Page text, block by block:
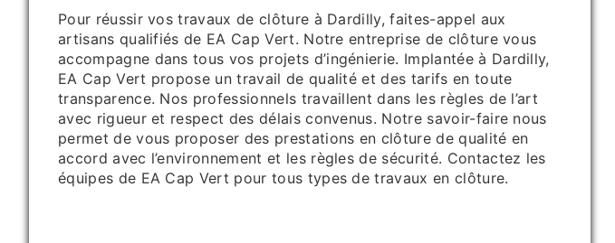
Pour réussir vos travaux de clôture à Dardilly, faites-appel aux
artisans qualifiés de EA Cap Vert. Notre entreprise de clôture vous
accompagne dans tous vos projets d’ingénierie. Implantée à Dardilly,
EA Cap Vert propose un travail de qualité et des tarifs en toute
transparence. Nos professionnels travaillent dans les règles de l’art
avec rigueur et respect des délais convenus. Notre savoir-faire nous
permet de vous proposer des prestations en clôture de qualité en
accord avec l’environnement et les règles de sécurité. Contactez les
équipes de EA Cap Vert pour tous types de travaux en clôture.